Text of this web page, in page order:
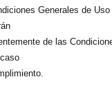
Generales de
de las